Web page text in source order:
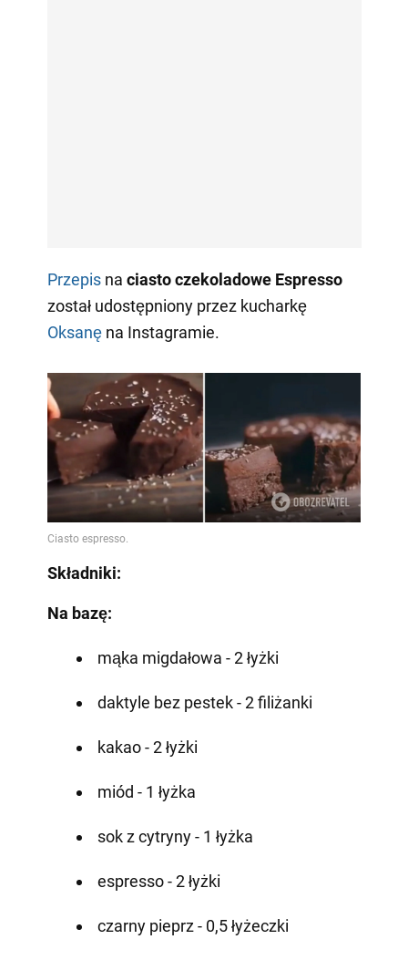
Przepisna ciasto czekoladowe Espresso
został udostępniony przez kucharkę
Oksanęna Instagramie.
Składniki:
Na bazę:
mąka migdałowa - 2 łyżki
daktyle bez pestek - 2 filiżanki
kakao - 2 łyżki
miód - 1 łyżka
sok z cytryny - 1 łyżka
espresso - 2 łyżki
czarny pieprz - 0,5 łyżeczki